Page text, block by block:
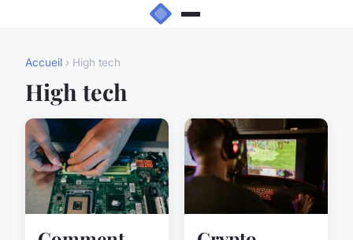
Accueil › High tech
High tech